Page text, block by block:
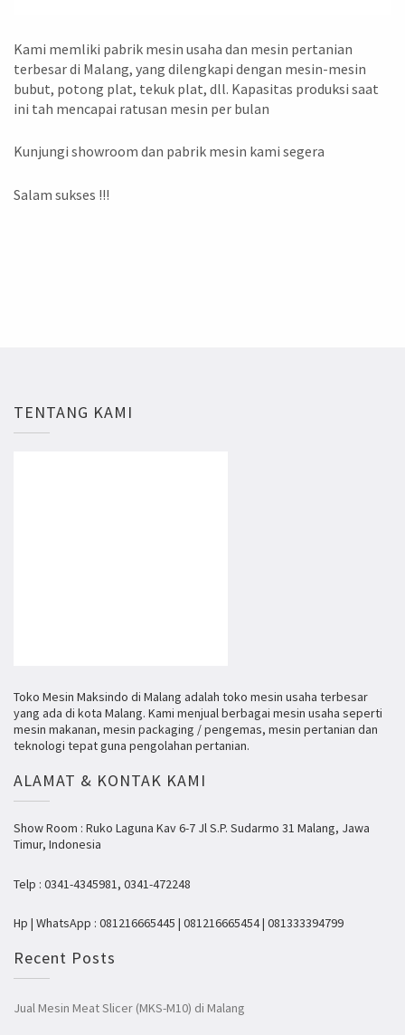
Kami memliki pabrik mesin usaha dan mesin pertanian
terbesar di Malang, yang dilengkapi dengan mesin-mesin
bubut, potong plat, tekuk plat, dll. Kapasitas produksi saat
ini tah mencapai ratusan mesin per bulan
Kunjungi showroom dan pabrik mesin kami segera
Salam sukses !!!
TENTANG KAMI
Toko Mesin Maksindo di Malang adalah toko mesin usaha terbesar
yang ada di kota Malang. Kami menjual berbagai mesin usaha seperti
mesin makanan, mesin packaging / pengemas, mesin pertanian dan
teknologi tepat guna pengolahan pertanian.
ALAMAT & KONTAK KAMI
Show Room : Ruko Laguna Kav 6-7 Jl S.P. Sudarmo 31 Malang, Jawa
Timur, Indonesia
Telp : 0341-4345981, 0341-472248
Hp | WhatsApp : 081216665445 | 081216665454 | 081333394799
Recent Posts
Jual Mesin Meat Slicer (MKS-M10) di Malang